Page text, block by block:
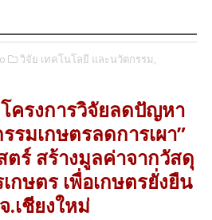
วิจัย เทคโนโลยี และนวัตกรรม,
ครงการวิจัยลดปัญหา
รมเกษตรลดการเผา”
ตร์ สร้างมูลค่าจากวัสดุ
กษตร เพื่อเกษตรยั่งยืน
.เชียงใหม่